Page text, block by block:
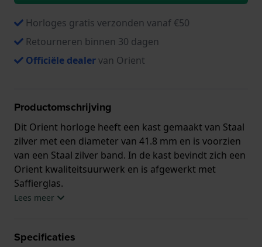
Horloges gratis verzonden vanaf €50
Retourneren binnen 30 dagen
Officiële dealervan Orient
Productomschrijving
Dit Orient horloge heeft een kast gemaakt van Staal
zilver met een diameter van 41.8 mm en is voorzien
van een Staal zilver band. In de kast bevindt zich een
Orient kwaliteitsuurwerk en is afgewerkt met
Saffierglas.
horloge geleverd met 2 jaar garantie.
Lees meer
Specificaties